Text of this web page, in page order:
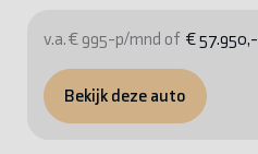
v.a. € 995-p/mnd of € 57.950,-
Bekijk deze auto